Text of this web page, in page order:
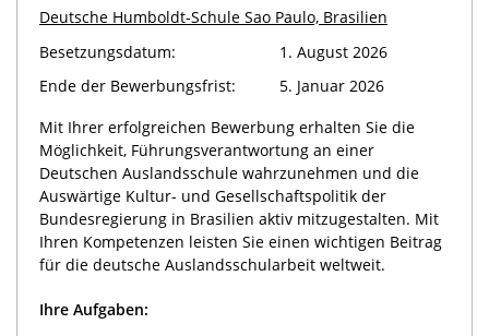
Deutsche Humboldt-Schule Sao Paulo, Brasilien
Besetzungsdatum:
1. August 2026
Ende der Bewerbungsfrist:
5. Januar 2026
Mit Ihrer erfolgreichen Bewerbung erhalten Sie die
Möglichkeit, Führungsverantwortung an einer
Deutschen Auslandsschule wahrzunehmen und die
Auswärtige Kultur- und Gesellschaftspolitik der
Bundesregierung in Brasilien aktiv mitzugestalten. Mit
Ihren Kompetenzen leisten Sie einen wichtigen Beitrag
für die deutsche Auslandsschularbeit weltweit.
Ihre Aufgaben: